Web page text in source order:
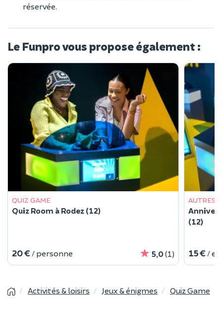
réservée.
Le Funpro vous propose également :
QUIZ GAME
Quiz Room à Rodez (12)
20 € / personne 5,0(1)
AUTRES
(12)
15 € /
Activités & loisirs Jeux & énigmes Quiz Game